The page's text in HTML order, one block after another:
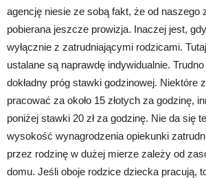
agencję niesie ze sobą fakt, że od naszego
pobierana jeszcze prowizja. Inaczej jest,
wyłącznie z zatrudniającymi rodzicami.
ustalane są naprawdę indywidualnie.
dokładny próg stawki godzinowej. Niektóre
pracować za około 15 złotych za godzinę,
poniżej stawki 20 zł za godzinę. Nie da się
wysokość wynagrodzenia opiekunki
przez rodzinę w dużej mierze zależy od
domu. Jeśli oboje rodzice dziecka pracują,